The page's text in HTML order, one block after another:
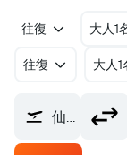
往復 大人1
往復 大人
仙台空港 (SDJ)